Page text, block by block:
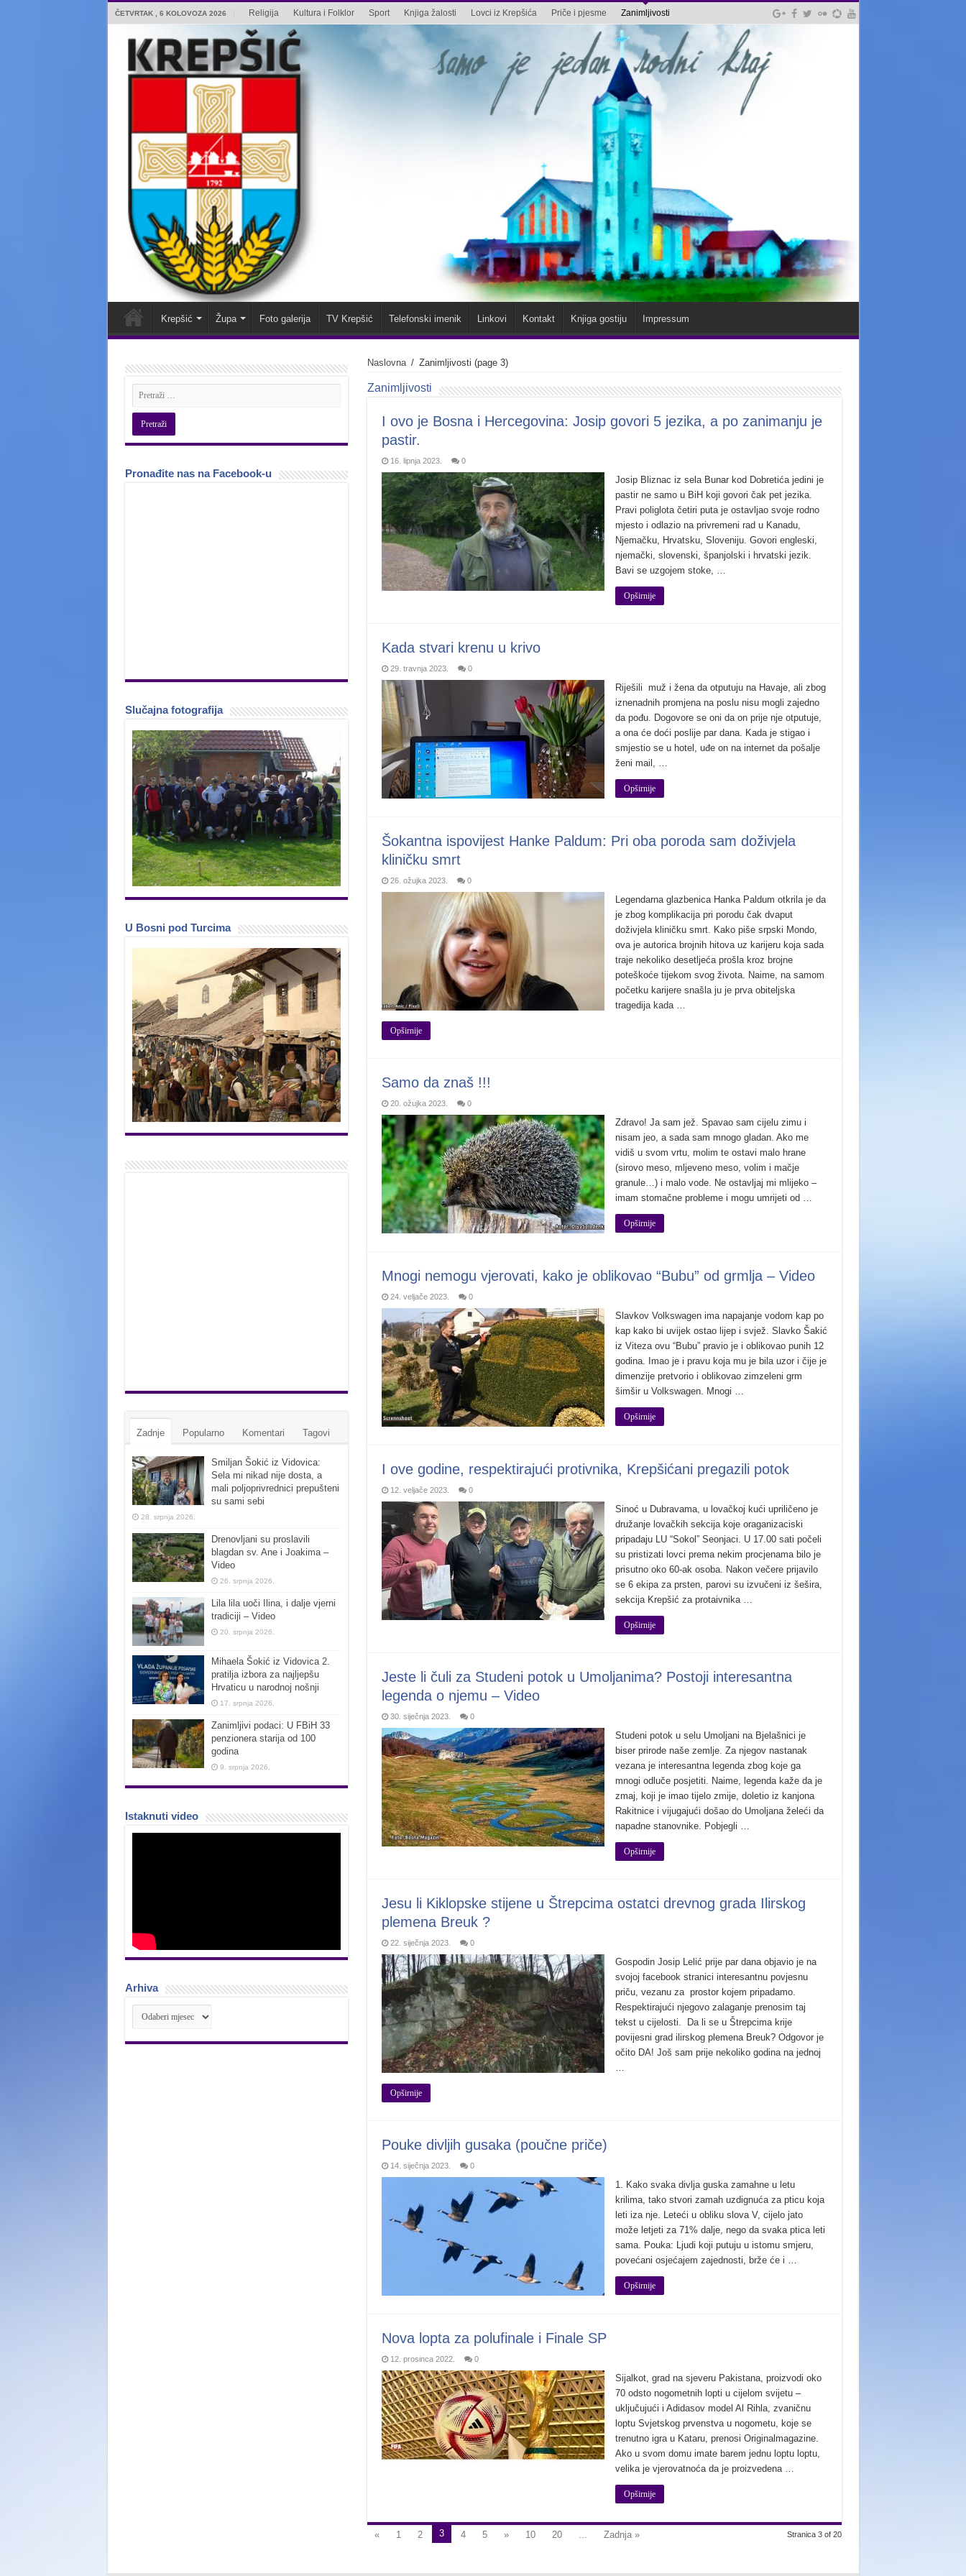
ČETVRTAK , 6 KOLOVOZA 2026 Religija Kultura i Folklor Sport Knjiga žalosti Lovci iz Krepšića Priče i pjesme Zanimljivosti
Krepšić Župa Foto galerija TV Krepšić Telefonski imenik Linkovi Kontakt Knjiga gostiju Impressum
Naslovna / Zanimljivosti (page 3)
Zanimljivosti
I ovo je Bosna i Hercegovina: Josip govori 5 jezika, a po zanimanju je
pastir.
16. lipnja 2023. 0
Josip Bliznac iz sela Bunar kod Dobretića jedini je
pastir ne samo u BiH koji govori čak pet jezika.
Pravi poliglota četiri puta je ostavljao svoje rodno
mjesto i odlazio na privremeni rad u Kanadu,
Njemačku, Hrvatsku, Sloveniju. Govori engleski,
njemački, slovenski, španjolski i hrvatski jezik.
Bavi se uzgojem stoke, …
Opširnije
Kada stvari krenu u krivo
29. travnja 2023. 0
Riješili muž i žena da otputuju na Havaje, ali zbog
iznenadnih promjena na poslu nisu mogli zajedno
da pođu. Dogovore se oni da on prije nje otputuje,
a ona će doći poslije par dana. Kada je stigao i
smjestio se u hotel, uđe on na internet da pošalje
ženi mail, …
Opširnije
Šokantna ispovijest Hanke Paldum: Pri oba poroda sam doživjela
kliničku smrt
26. ožujka 2023. 0
Legendarna glazbenica Hanka Paldum otkrila je da
je zbog komplikacija pri porodu čak dvaput
doživjela kliničku smrt. Kako piše srpski Mondo,
ova je autorica brojnih hitova uz karijeru koja sada
traje nekoliko desetljeća prošla kroz brojne
poteškoće tijekom svog života. Naime, na samom
početku karijere snašla ju je prva obiteljska
tragedija kada …
Opširnije
Samo da znaš !!!
20. ožujka 2023. 0
Zdravo! Ja sam jež. Spavao sam cijelu zimu i
nisam jeo, a sada sam mnogo gladan. Ako me
vidiš u svom vrtu, molim te ostavi malo hrane
(sirovo meso, mljeveno meso, volim i mačje
granule…) i malo vode. Ne ostavljaj mi mlijeko –
imam stomačne probleme i mogu umrijeti od …
Opširnije
Mnogi nemogu vjerovati, kako je oblikovao “Bubu” od grmlja – Video
24. veljače 2023. 0
Slavkov Volkswagen ima napajanje vodom kap po
kap kako bi uvijek ostao lijep i svjež. Slavko Šakić
iz Viteza ovu “Bubu” pravio je i oblikovao punih 12
godina. Imao je i pravu koja mu je bila uzor i čije je
dimenzije pretvorio i oblikovao zimzeleni grm
šimšir u Volkswagen. Mnogi …
Opširnije
I ove godine, respektirajući protivnika, Krepšićani pregazili potok
12. veljače 2023. 0
Sinoć u Dubravama, u lovačkoj kući upriličeno je
družanje lovačkih sekcija koje oraganizaciski
pripadaju LU “Sokol” Seonjaci. U 17.00 sati počeli
su pristizati lovci prema nekim procjenama bilo je
prisutno oko 60-ak osoba. Nakon večere prijavilo
se 6 ekipa za prsten, parovi su izvučeni iz šešira,
sekcija Krepšić za protaivnika …
Opširnije
Jeste li čuli za Studeni potok u Umoljanima? Postoji interesantna
legenda o njemu – Video
30. siječnja 2023. 0
Studeni potok u selu Umoljani na Bjelašnici je
biser prirode naše zemlje. Za njegov nastanak
vezana je interesantna legenda zbog koje ga
mnogi odluče posjetiti. Naime, legenda kaže da je
zmaj, koji je imao tijelo zmije, doletio iz kanjona
Rakitnice i vijugajući došao do Umoljana želeći da
napadne stanovnike. Pobjegli …
Opširnije
Jesu li Kiklopske stijene u Štrepcima ostatci drevnog grada Ilirskog
plemena Breuk ?
22. siječnja 2023. 0
Gospodin Josip Lelić prije par dana objavio je na
svojoj facebook stranici interesantnu povjesnu
priču, vezanu za prostor kojem pripadamo.
Respektirajući njegovo zalaganje prenosim taj
tekst u cijelosti. Da li se u Štrepcima krije
povijesni grad ilirskog plemena Breuk? Odgovor je
očito DA! Još sam prije nekoliko godina na jednoj
Opširnije
Pouke divljih gusaka (poučne priče)
14. siječnja 2023. 0
1. Kako svaka divlja guska zamahne u letu
krilima, tako stvori zamah uzdignuća za pticu koja
leti iza nje. Leteći u obliku slova V, cijelo jato
može letjeti za 71% dalje, nego da svaka ptica leti
sama. Pouka: Ljudi koji putuju u istomu smjeru,
povećani osjećajem zajednosti, brže će i …
Opširnije
Nova lopta za polufinale i Finale SP
12. prosinca 2022. 0
Sijalkot, grad na sjeveru Pakistana, proizvodi oko
70 odsto nogometnih lopti u cijelom svijetu –
uključujući i Adidasov model Al Rihla, zvaničnu
loptu Svjetskog prvenstva u nogometu, koje se
trenutno igra u Kataru, prenosi Originalmagazine.
Ako u svom domu imate barem jednu loptu loptu,
velika je vjerovatnoća da je proizvedena …
Opširnije
Stranica 3 of 20
« 1 2 3 4 5 » 10 20 Zadnja »
Pronađite nas na Facebook-u
Slučajna fotografija
U Bosni pod Turcima
Zadnje Popularno Komentari Tagovi
Smiljan Šokić iz Vidovica:
Sela mi nikad nije dosta, a
mali poljoprivrednici prepušteni
su sami sebi
28. srpnja 2026.
Drenovljani su proslavili
blagdan sv. Ane i Joakima –
Video
26. srpnja 2026.
Lila lila uoči Ilina, i dalje vjerni
tradiciji – Video
20. srpnja 2026.
Mihaela Šokić iz Vidovica 2.
pratilja izbora za najljepšu
Hrvaticu u narodnoj nošnji
17. srpnja 2026.
Zanimljivi podaci: U FBiH 33
penzionera starija od 100
godina
9. srpnja 2026.
Istaknuti video
Arhiva
Arhiva